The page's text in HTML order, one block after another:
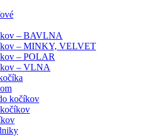
– BAVLNA
– MINKY, VELVET
– POLAR
– VLNA
kočíkov